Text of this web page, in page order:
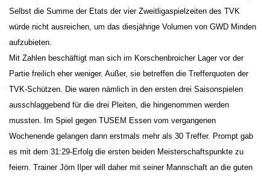
Selbst die Summe der Etats der vier Zweitligaspielzeiten des TVK
würde nicht ausreichen, um das diesjährige Volumen von GWD Minden
aufzubieten.
Mit Zahlen beschäftigt man sich im Korschenbroicher Lager vor der
Partie freilich eher weniger. Außer, sie betreffen die Trefferquoten der
TVK-Schützen. Die waren nämlich in den ersten drei Saisonspielen
ausschlaggebend für die drei Pleiten, die hingenommen werden
mussten. Im Spiel gegen TUSEM Essen vom vergangenen
Wochenende gelangen dann erstmals mehr als 30 Treffer. Prompt gab
es mit dem 31:29-Erfolg die ersten beiden Meisterschaftspunkte zu
feiern. Trainer Jörn Ilper will daher mit seiner Mannschaft an die guten